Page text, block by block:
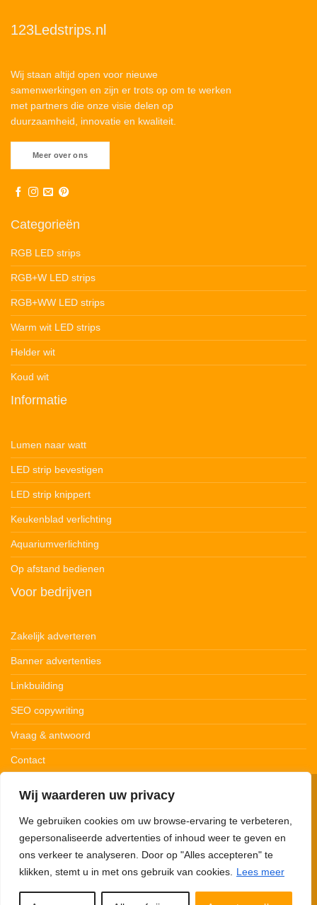
Wij waarderen uw privacy
We gebruiken cookies om uw browse-ervaring te verbeteren,
gepersonaliseerde advertenties of inhoud weer te geven en
ons verkeer te analyseren. Door op "Alles accepteren" te
klikken, stemt u in met ons gebruik van cookies.
Lees meer
123Ledstrips.nl
Wij staan altijd open voor nieuwe
samenwerkingen en zijn er trots op om te werken
met partners die onze visie delen op
duurzaamheid, innovatie en kwaliteit.
Meer over ons
Categorieën
RGB LED strips
RGB+W LED strips
RGB+WW LED strips
Warm wit LED strips
Helder wit
Koud wit
Informatie
Lumen naar watt
LED strip bevestigen
LED strip knippert
Keukenblad verlichting
Aquariumverlichting
Op afstand bedienen
Voor bedrijven
Zakelijk adverteren
Banner advertenties
Linkbuilding
SEO copywriting
Vraag & antwoord
Contact
Privacybeleid Cookiebeleid Disclaimer
123Ledstrips.nl neemt deel aan advertentieprogramma’s om commissie te